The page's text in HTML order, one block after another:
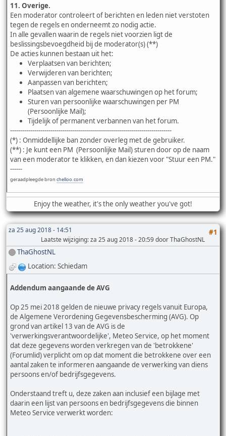
11. Overige.
Een moderator controleert of berichten en leden niet verstoten
tegen de regels en onderneemt zo nodig actie.
In alle gevallen waarin de regels niet voorzien ligt de
beslissingsbevoegdheid bij de moderator(s) (**)
De acties kunnen bestaan uit het:
Verplaatsen van berichten;
Verwijderen van berichten;
Aanpassen van berichten;
Plaatsen van algemene waarschuwingen op het forum;
Sturen van persoonlijke waarschuwingen per PM
(Persoonlijke Mail);
Tijdelijk of permanent verbannen van het forum.
--------------------------------------------------------------------------------
(*) : Onmiddellijke ban zonder overleg met de gebruiker.
(**) : Je kunt een PM (Persoonlijke Mail) sturen door op de naam
van een moderator te klikken, en dan kiezen voor "Stuur een PM."
------
geraadpleegde bron chelloo.com
Enjoy the weather, it's the only weather you've got!
za 25 aug 2018 - 14:51 #1
Laatste wijziging: za 25 aug 2018 - 20:59 door ThaGhostNL
ThaGhostNL
Location: Schiedam
Addendum aangaande de AVG
Op 25 mei 2018 gelden de nieuwe privacy regels vanuit Europa,
de Algemene Verordening Gegevensbescherming (AVG). Op
grond van artikel 13 van de AVG is de
'verwerkingsverantwoordelijke', Meteo Service, op het moment
dat deze gegevens worden verkregen van de 'betrokkene'
(Forumlid) verplicht om op dat moment die betrokkene over een
aantal zaken te informeren aangaande de verwerking van diens
persoons en/of bedrijfsgegevens.
Onderstaand treft u, deze zaken aan inclusief een bijlage met
daarin een lijst van persoons en bedrijfsgegevens die binnen
Meteo Service verwerkt worden: